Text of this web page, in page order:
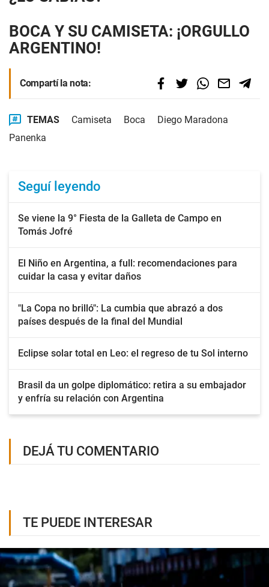
BOCA Y SU CAMISETA: ¡ORGULLO
ARGENTINO!
Compartí la nota:
TEMAS Camiseta Boca
Diego Maradona
Panenka
Seguí leyendo
Se viene la 9° Fiesta de la Galleta de Campo en
Tomás Jofré
El Niño en Argentina, a full: recomendaciones para
cuidar la casa y evitar daños
"La Copa no brilló": La cumbia que abrazó a dos
países después de la final del Mundial
Eclipse solar total en Leo: el regreso de tu Sol interno
Brasil da un golpe diplomático: retira a su embajador
y enfría su relación con Argentina
DEJÁ TU COMENTARIO
TE PUEDE INTERESAR